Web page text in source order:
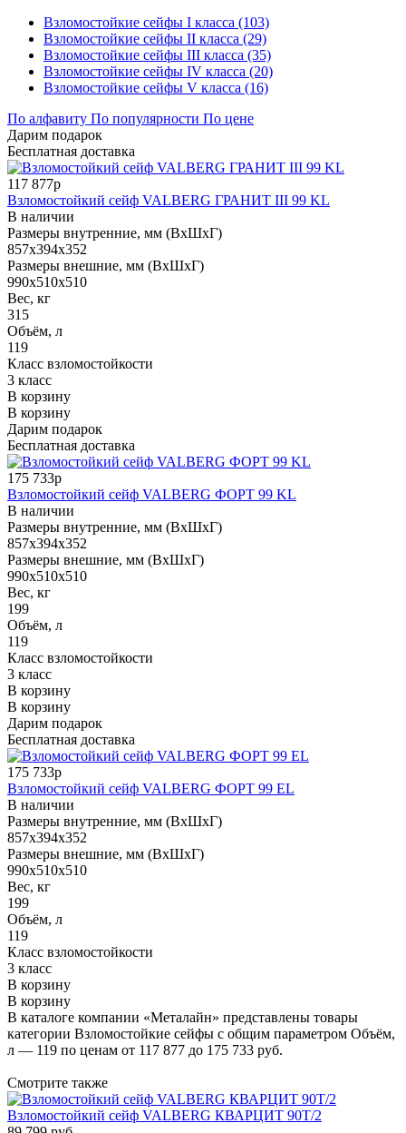
Взломостойкие сейфы I класса (103)
Взломостойкие сейфы II класса (29)
Взломостойкие сейфы III класса (35)
Взломостойкие сейфы IV класса (20)
Взломостойкие сейфы V класса (16)
По алфавиту По популярности По цене
Дарим подарок
Бесплатная доставка
117 877р
Взломостойкий сейф VALBERG ГРАНИТ III 99 KL
В наличии
Размеры внутренние, мм (ВхШхГ)
857x394x352
Размеры внешние, мм (ВхШхГ)
990x510x510
Вес, кг
315
Объём, л
119
Класс взломостойкости
3 класс
В корзину
В корзину
Дарим подарок
Бесплатная доставка
175 733р
Взломостойкий сейф VALBERG ФОРТ 99 KL
В наличии
Размеры внутренние, мм (ВхШхГ)
857x394x352
Размеры внешние, мм (ВхШхГ)
990x510x510
Вес, кг
199
Объём, л
119
Класс взломостойкости
3 класс
В корзину
В корзину
Дарим подарок
Бесплатная доставка
175 733р
Взломостойкий сейф VALBERG ФОРТ 99 EL
В наличии
Размеры внутренние, мм (ВхШхГ)
857x394x352
Размеры внешние, мм (ВхШхГ)
990x510x510
Вес, кг
199
Объём, л
119
Класс взломостойкости
3 класс
В корзину
В корзину
В каталоге компании «Металайн» представлены товары
категории Взломостойкие сейфы с общим параметром Объём,
л — 119 по ценам от 117 877 до 175 733 руб.
Смотрите также
Взломостойкий сейф VALBERG КВАРЦИТ 90Т/2